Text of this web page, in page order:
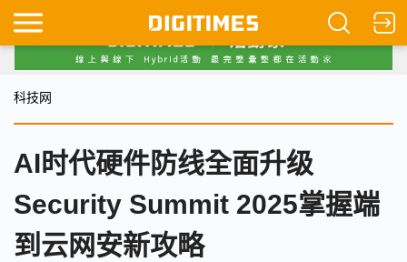
科技网
AI时代硬件防线全面升级
Security Summit 2025掌握端
到云网安新攻略